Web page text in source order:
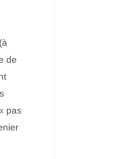
de
pas